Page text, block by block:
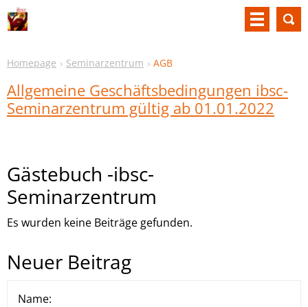
Homepage Seminarzentrum AGB
Allgemeine Geschäftsbedingungen ibsc-
Seminarzentrum gültig ab 01.01.2022
Gästebuch -ibsc-
Seminarzentrum
Es wurden keine Beiträge gefunden.
Neuer Beitrag
Name: